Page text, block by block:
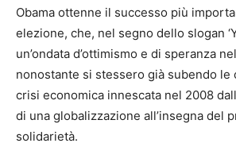
Obama ottenne il successo più
elezione, che, nel segno dello slogan
un’ondata d’ottimismo e di speranza
nonostante si stessero già subendo le
crisi economica innescata nel 2008
di una globalizzazione all’insegna del
solidarietà.